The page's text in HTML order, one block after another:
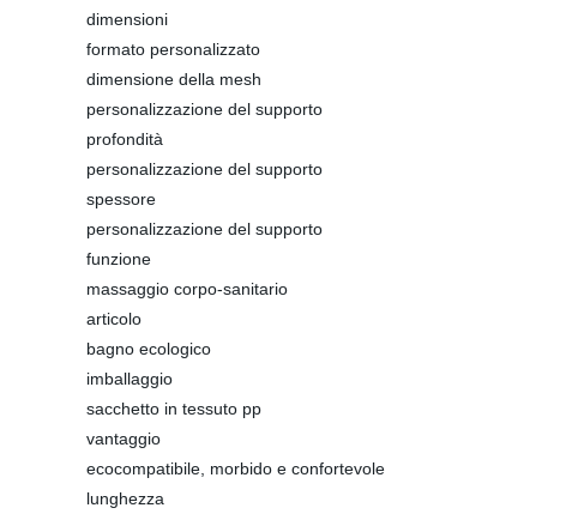
dimensioni
formato personalizzato
dimensione della mesh
personalizzazione del supporto
profondità
personalizzazione del supporto
spessore
personalizzazione del supporto
funzione
massaggio corpo-sanitario
articolo
bagno ecologico
imballaggio
sacchetto in tessuto pp
vantaggio
ecocompatibile, morbido e confortevole
lunghezza